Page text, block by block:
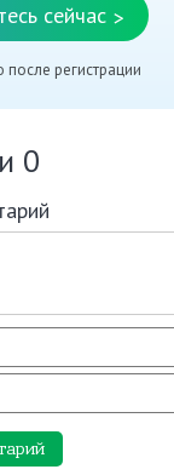
сейчас >
после регистрации
0